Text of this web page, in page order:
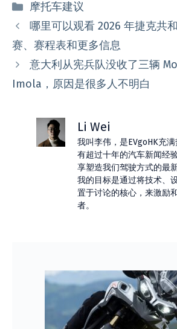
分
类
摩托车建议
哪里可以观看 2026 年捷克共
赛、赛程表和更多信息
意大利从宪兵队没收了三辆
Imola，原因是很多人不明白
Li Wei
我叫李伟，是EVgoHK充
有超过十年的汽车新闻经
享塑造我们驾驶方式的最
我的目标是通过将技术、
置于讨论的核心，来激励
者。